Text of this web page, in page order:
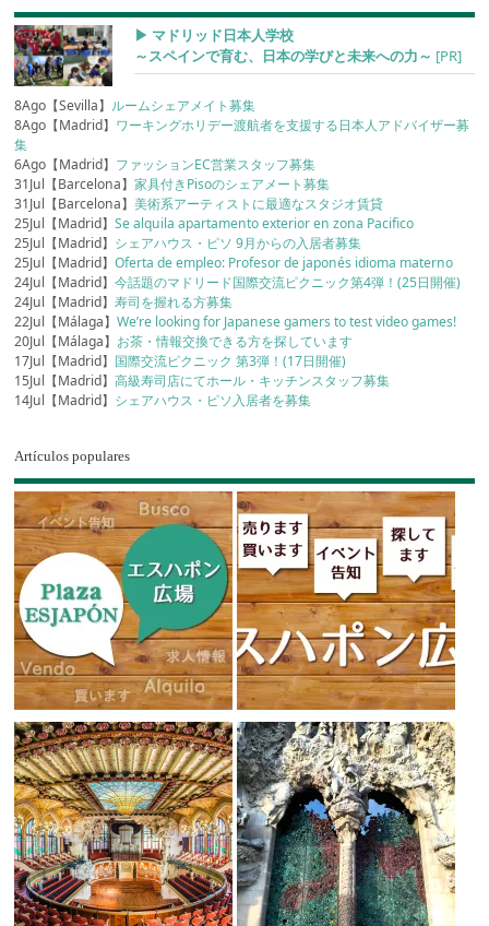
▶︎ マドリッド日本人学校
～スペインで育む、日本の学びと未来への力～ [PR]
8Ago【Sevilla】 ルームシェアメイト募集
8Ago【Madrid】 ワーキングホリデー渡航者を支援する日本人アドバイザー募
集
6Ago【Madrid】 ファッションEC営業スタッフ募集
31Jul【Barcelona】家具付きPisoのシェアメート募集
31Jul【Barcelona】美術系アーティストに最適なスタジオ賃貸
25Jul【Madrid】Se alquila apartamento exterior en zona Pacifico
25Jul【Madrid】 シェアハウス・ピソ 9月からの入居者募集
25Jul【Madrid】Oferta de empleo: Profesor de japonés idioma materno
24Jul【Madrid】今話題のマドリード国際交流ピクニック第4弾！(25日開催)
24Jul【Madrid】寿司を握れる方募集
22Jul【Málaga】We’re looking for Japanese gamers to test video games!
20Jul【Málaga】 お茶・情報交換できる方を探しています
17Jul【Madrid】 国際交流ピクニック 第3弾！(17日開催)
15Jul【Madrid】高級寿司店にてホール・キッチンスタッフ募集
14Jul【Madrid】 シェアハウス・ピソ入居者を募集
Artículos populares